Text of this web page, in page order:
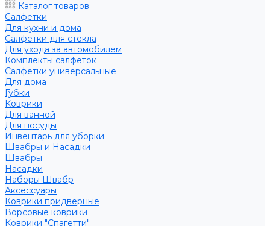
Каталог товаров
Салфетки
Для кухни и дома
Салфетки для стекла
Для ухода за автомобилем
Комплекты салфеток
Салфетки универсальные
Для дома
Губки
Коврики
Для ванной
Для посуды
Инвентарь для уборки
Швабры и Насадки
Швабры
Насадки
Наборы Швабр
Аксессуары
Коврики придверные
Ворсовые коврики
Коврики "Спагетти"